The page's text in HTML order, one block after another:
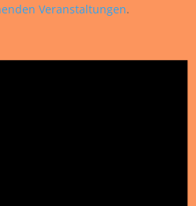
Veranstaltungen.